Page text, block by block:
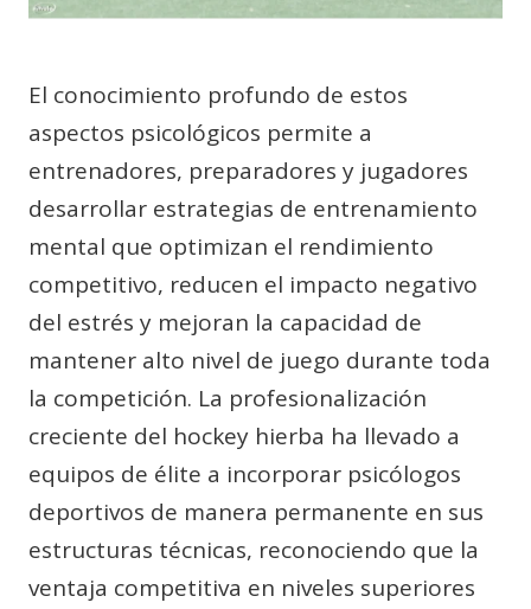
El conocimiento profundo de estos
aspectos psicológicos permite a
entrenadores, preparadores y jugadores
desarrollar estrategias de entrenamiento
mental que optimizan el rendimiento
competitivo, reducen el impacto negativo
del estrés y mejoran la capacidad de
mantener alto nivel de juego durante toda
la competición. La profesionalización
creciente del hockey hierba ha llevado a
equipos de élite a incorporar psicólogos
deportivos de manera permanente en sus
estructuras técnicas, reconociendo que la
ventaja competitiva en niveles superiores